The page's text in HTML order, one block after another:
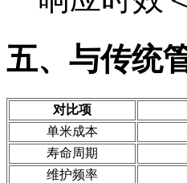
五、与传统
对比项
单米成本
寿命周期
维护频率